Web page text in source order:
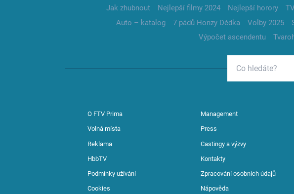
Jak zhubnout Nejlepší filmy 2024 Nejlepší horory
Auto – katalog
7 pádů Honzy Dědka Volby 2025
Výpočet ascendentu
O FTV Prima Management
Volná místa Press
Reklama Castingy a výzvy
HbbTV Kontakty
Podmínky užívání Zpracování osobních údajů
Cookies Nápověda